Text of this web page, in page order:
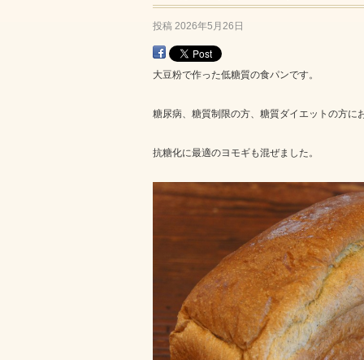
投稿 2026年5月26日
大豆粉で作った低糖質の食パンです。
糖尿病、糖質制限の方、糖質ダイエットの方に
抗糖化に最適のヨモギも混ぜました。